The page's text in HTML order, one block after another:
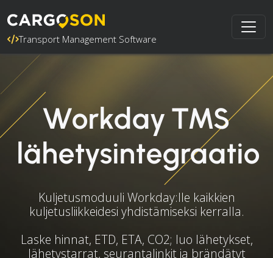
Transport Management Software
Workday TMS
lähetysintegraatio
Kuljetusmoduuli Workday:lle kaikkien
kuljetusliikkeidesi yhdistämiseksi kerralla.
Laske hinnat, ETD, ETA, CO2; luo lähetykset,
lähetystarrat, seurantalinkit ja brändätyt